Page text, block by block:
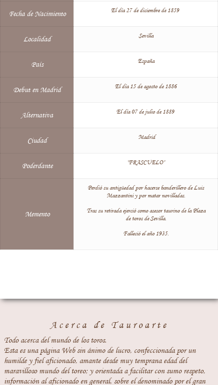
Fecha de Nacimiento El día 27 de diciembre de 1859
Localidad Sevilla
País España
Debut en Madrid El día 15 de agosto de 1886
Alternativa El día 07 de julio de 1889
Ciudad Madrid
Poderdante "FRASCUELO"
Memento
Perdió su antigüedad por hacerse banderillero de Luis
Mazzantini y por matar novilladas.
Tras su retirada ejerció como asesor taurino de la Plaza
de toros de Sevilla.
Falleció el año 1935.
Acerca de Tauroarte
Todo acerca del mundo de los toros.
Esta es una página Web sin ánimo de lucro, confeccionada por un
humilde y fiel aficionado, amante desde muy temprana edad del
maravilloso mundo del toreo; y orientada a facilitar con sumo respeto,
información al aficionado en general, sobre el denominado por el gran